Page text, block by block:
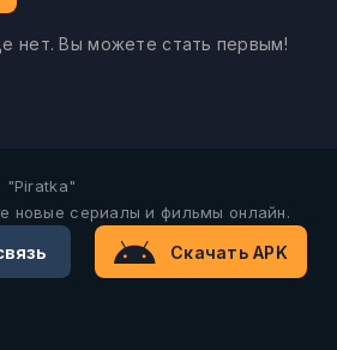
нет. Вы можете стать первым!
новые сериалы и фильмы онлайн.
Скачать APK